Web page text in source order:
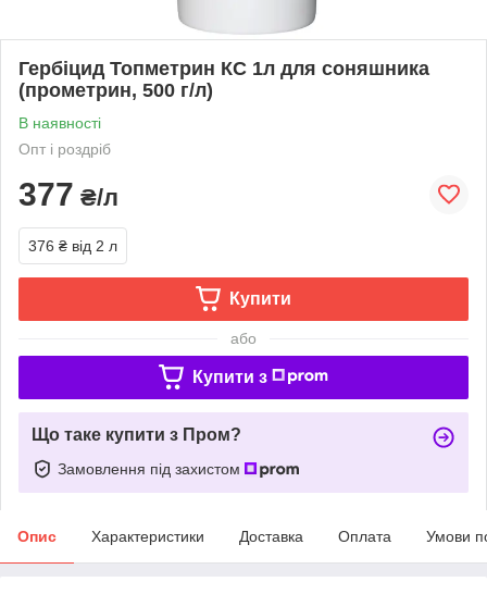
Гербіцид Топметрин КС 1л для соняшника
(прометрин, 500 г/л)
В наявності
Опт і роздріб
377 ₴/л
376 ₴ від 2 л
Купити
або
Купити з
Що таке купити з Пром?
Замовлення під захистом
Опис Характеристики Доставка Оплата Умови